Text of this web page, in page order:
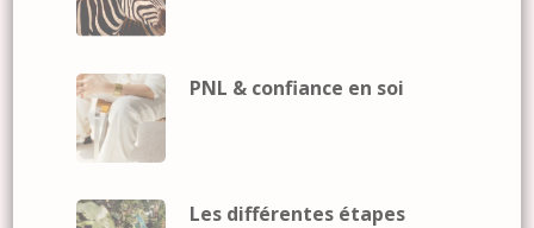
PNL & confiance en soi
Les différentes étapes